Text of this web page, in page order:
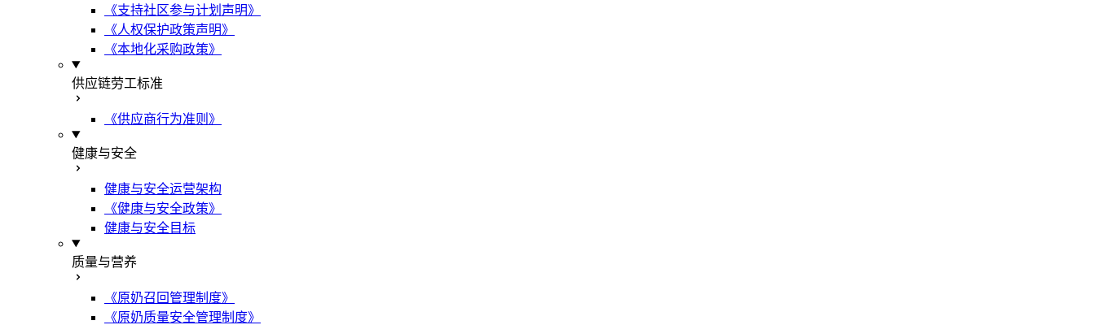
《支持社区参与计划声明》
《人权保护政策声明》
《本地化采购政策》
供应链劳工标准
《供应商行为准则》
健康与安全
健康与安全运营架构
《健康与安全政策》
健康与安全目标
质量与营养
《原奶召回管理制度》
《原奶质量安全管理制度》